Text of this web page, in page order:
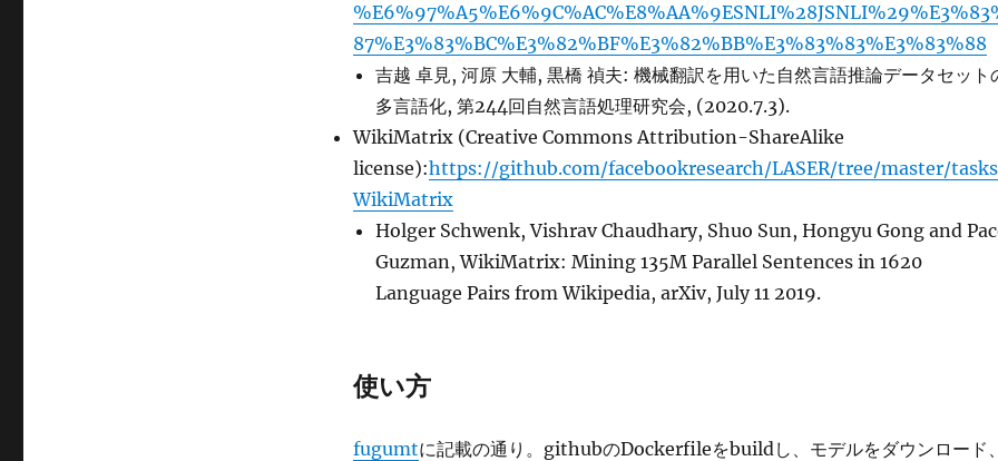
87%E3%83%BC%E3%82%BF%E3%82%BB%E3%83%83%E3%83%88
吉越 卓見, 河原 大輔, 黒橋 禎夫: 機械翻訳を用いた自然言語推論データセット
多言語化, 第244回自然言語処理研究会, (2020.7.3).
WikiMatrix (Creative Commons Attribution-ShareAlike
license):https://github.com/facebookresearch/LASER/tree/master/
WikiMatrix
Holger Schwenk, Vishrav Chaudhary, Shuo Sun, Hongyu Gong and
Guzman, WikiMatrix: Mining 135M Parallel Sentences in 1620
Language Pairs from Wikipedia, arXiv, July 11 2019.
使い方
fugumtに記載の通り。githubのDockerfileをbuildし、モデルをダウンロード